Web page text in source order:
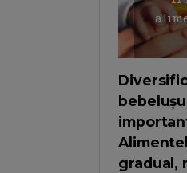
gradual,